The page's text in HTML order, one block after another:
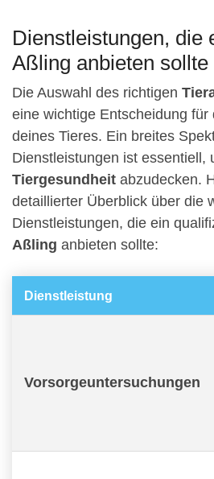
Dienstleistungen, die
Aßling anbieten sollte
Die Auswahl des richtigen
eine wichtige Entscheidung für
deines Tieres. Ein breites
Dienstleistungen ist essentiell,
Tiergesundheit abzudecken.
detaillierter Überblick über die
Dienstleistungen, die ein
Aßling anbieten sollte:
Dienstleistung
Vorsorgeuntersuchungen